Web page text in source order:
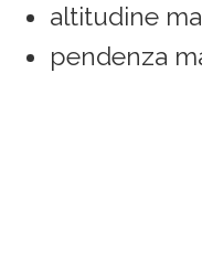
altitudine
pendenza